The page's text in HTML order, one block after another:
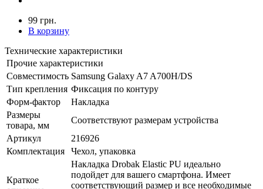
99 грн.
В корзину
Технические характеристики
Прочие характеристики
Совместимость Samsung Galaxy A7 A700H/DS
Тип крепления Фиксация по контуру
Форм-фактор
Накладка
Размеры
товара, мм
Соответствуют размерам устройства
Артикул
216926
Комплектация
Чехол, упаковка
Краткое
Накладка Drobak Elastic PU идеально
подойдет для вашего смартфона. Имеет
соответствующий размер и все необходимые